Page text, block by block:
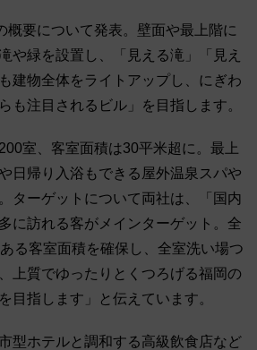
概要について発表。壁面や最上階に
や緑を設置し、「見える滝」「見え
建物全体をライトアップし、にぎわ
も注目されるビル」を目指します。
室、客室面積は30平米超に。最上
日帰り入浴もできる屋外温泉スパや
ターゲットについて両社は、「国内
に訪れる客がメインターゲット。全
る客室面積を確保し、全室洗い場つ
上質でゆったりとくつろげる福岡の
目指します」と伝えています。
型ホテルと調和する高級飲食店など